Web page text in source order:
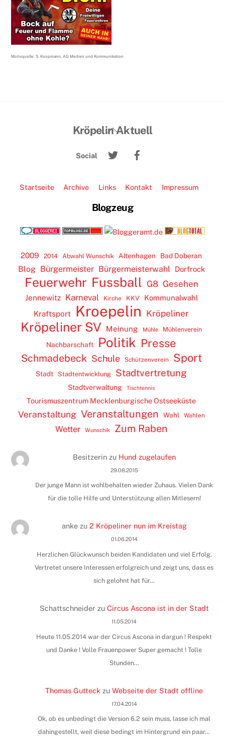
Motivquelle: S. Koopmann, AG Medien und Kommunikation
Back
Top
Kröpelin Aktuell
Social
Twitter
Startseite Archive Links Kontakt Impressum
Blogzeug
2009 2014 Abwahl Wunschik Altenhagen Bad Doberan
Blog Bürgermeister Bürgermeisterwahl Dorfrock
Feuerwehr Fussball G8 Gesehen
Jennewitz Karneval Kirche KKV
Kommunalwahl
Kraftsport
Kroepelin Kröpeliner
Kröpeliner SV Meinung Mühle Mühlenverein
Nachbarschaft Politik Presse
Schmadebeck Schule Schützenverein Sport
Stadt Stadtentwicklung Stadtvertretung
Stadtverwaltung Tischtennis
Tourismuszentrum Mecklenburgische Ostseeküste
Veranstaltung Veranstaltungen Wahl Wahlen
Wetter Wunschik Zum Raben
Besitzerinzu Hund zugelaufen
29.08.2015
Der junge Mann ist wohlbehalten wieder Zuhaus. Vielen Dank
für die tolle Hilfe und Unterstützung allen Mitlesern!
ankezu 2 Kröpeliner nun im Kreistag
01.06.2014
Herzlichen Glückwunsch beiden Kandidaten und viel Erfolg.
Vertretet unsere Interessen erfolgreich und zeigt uns, dass es
sich gelohnt hat für…
Schattschneider zu Circus Ascona ist in der Stadt
11.05.2014
Heute 11.05.2014 war der Circus Ascona in dargun ! Respekt
und Danke ! Volle Frauenpower Super gemacht ! Tolle
Stunden…
Thomas Gutteck zuWebseite der Stadt offline
17.04.2014
Ok, ob es unbedingt die Version 6.2 sein muss, lasse ich mal
dahingestellt, weil diese bedingt im Hintergrund ein paar…